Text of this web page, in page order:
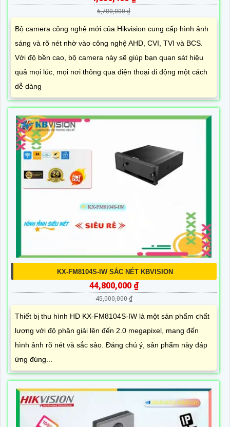
6,780,000 ₫
Bộ camera công nghệ mới của Hikvision cung cấp hình ảnh
sáng và rõ nét nhờ vào công nghệ AHD, CVI, TVI và BCS.
Với độ bền cao, bộ camera này sẽ giúp bạn quan sát hiệu
quả mọi lúc, mọi nơi thông qua điện thoại di động một cách
dễ dàng
KX-FM8104S-IW SẮC NÉT KBVISION
44,800,000 ₫
45,000,000 ₫
Thiết bị thu hình HD KX-FM8104S-IW là một sản phẩm chất
lượng với độ phân giải lên đến 2.0 megapixel, mang đến
hình ảnh rõ nét và sắc sảo. Đáng chú ý, sản phẩm này đáp
ứng đúng...